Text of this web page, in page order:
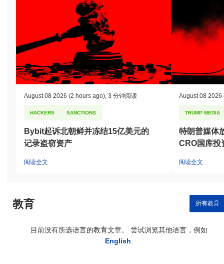
August 08 2026 (2 hours ago) 3 分钟阅读
HACKERS SANCTIONS
Bybit起诉北朝鲜并冻结15亿美元的
记录盗窃资产
阅读全文
August 08 2026
TRUMP MEDIA
特朗普媒体
CRO国库投
阅读全文
教育 所有教育
目前没有所选语言的教育文章。 尝试浏览其他语言，例如
English